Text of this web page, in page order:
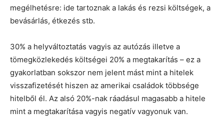
megélhetésre: ide tartoznak a lakás és rezsi költségek, a
bevásárlás, étkezés stb.
30% a helyváltoztatás vagyis az autózás illetve a
tömegközlekedés költségei 20% a megtakarítás – ez a
gyakorlatban sokszor nem jelent mást mint a hitelek
visszafizetését hiszen az amerikai családok többsége
hitelből él. Az alsó 20%-nak ráadásul magasabb a hitele
mint a megtakarítása vagyis negatív vagyonuk van.